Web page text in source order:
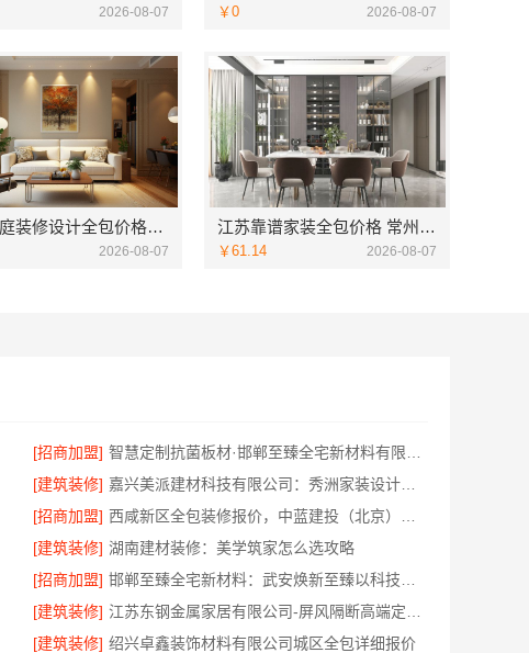
2026-08-07 ￥0 2026-08-07
云南家庭装修设计全包价格，云南至高新型建材有限公司闭口合同
2026-08-07
江苏靠谱家装全包价格 常州宜居佳装饰闭口合同
￥61.14 2026-08-07
[招商加盟]
[建筑装修]
[招商加盟]
[建筑装修] 湖南建材装修：美学筑家怎么选攻略
[招商加盟]
[建筑装修]
[建筑装修] 绍兴卓鑫装饰材料有限公司城区全包详细报价